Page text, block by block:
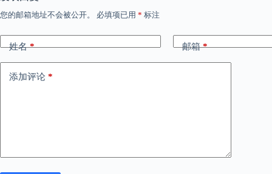
您的邮箱地址不会被公开。 必填项已用 * 标注
姓名* 邮箱*
添加评论 *